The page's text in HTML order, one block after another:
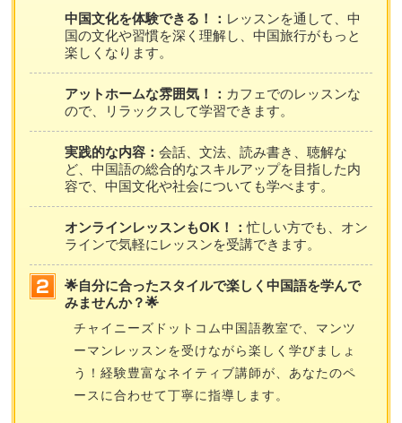
中国文化を体験できる！： レッスンを通して、中
国の文化や習慣を深く理解し、中国旅行がもっと
楽しくなります。
アットホームな雰囲気！： カフェでのレッスンな
ので、リラックスして学習できます。
実践的な内容：会話、文法、読み書き、聴解な
ど、中国語の総合的なスキルアップを目指した内
容で、中国文化や社会についても学べます。
オンラインレッスンもOK！：忙しい方でも、オン
ラインで気軽にレッスンを受講できます。
🌟自分に合ったスタイルで楽しく中国語を学んで
みませんか？🌟
チャイニーズドットコム中国語教室で、マンツ
ーマンレッスンを受けながら楽しく学びましょ
う！経験豊富なネイティブ講師が、あなたのペ
ースに合わせて丁寧に指導します。